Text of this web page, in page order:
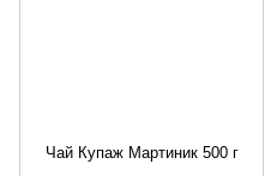
Чай Купаж Мартиник 500 г